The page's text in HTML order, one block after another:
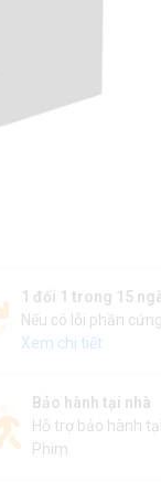
1 đổi 1 trong 15
Nếu có lỗi phần
Xem chi tiết
Bảo hành tại nhà
Hỗ trợ bảo hành
Phim